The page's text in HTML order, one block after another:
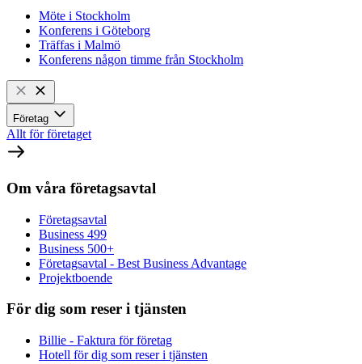
Möte i Stockholm
Konferens i Göteborg
Träffas i Malmö
Konferens någon timme från Stockholm
Företag
Allt för företaget
Om våra företagsavtal
Företagsavtal
Business 499
Business 500+
Företagsavtal - Best Business Advantage
Projektboende
För dig som reser i tjänsten
Billie - Faktura för företag
Hotell för dig som reser i tjänsten